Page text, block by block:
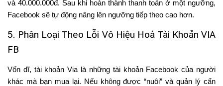
và 40.000.000đ. Sau khi hoàn thành thanh toán ở một ngưỡng,
Facebook sẽ tự động nâng lên ngưỡng tiếp theo cao hơn.
5. Phân Loại Theo Lỗi Vô Hiệu Hoá Tài Khoản VIA
FB
Vốn dĩ, tài khoản Via là những tài khoản Facebook của người
khác mà bạn mua lại. Nếu không được “nuôi” và quản lý cẩn